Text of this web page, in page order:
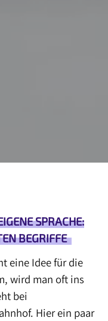
SPRACHE:
BEGRIFFE
eine Idee für die
wird man oft ins
bei
Hier ein paar